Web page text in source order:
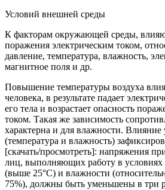
Условий внешней среды
К факторам окружающей среды,
поражения электрическим током,
давление, температура, влажность,
магнитное поля и др.
Повышение температуры воздуха
человека, в результате падает
его тела и возрастает опасность
током. Такая же зависимость
характерна и для влажности. Влияние
(температура и влажность)
[скачать/просмотреть]: напряжения
лиц, выполняющих работу в условиях
(выше 25°С) и влажности
75%), должны быть уменьшены в три